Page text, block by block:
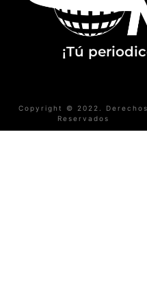
¡Tú
Copyright © 2022. Derechos
Reservados